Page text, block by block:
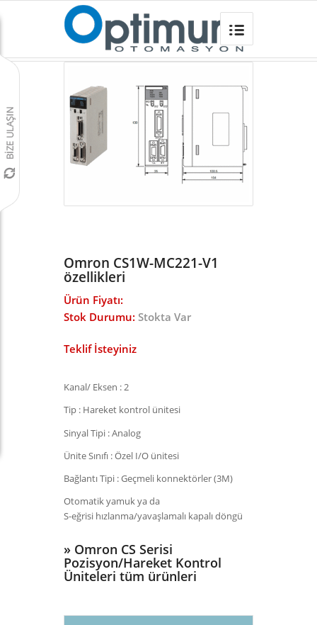
Omron CS1W-MC221-V1
Omron Türkiye CS1 Serisi Rack PLC
/
CS Serisi Pozisyon/Hareket Kontrol Üniteleri /
Omron CS1W-MC221-V1
özellikleri
Ürün Fiyatı:
Stok Durumu: Stokta Var
Teklif İsteyiniz
Kanal/ Eksen : 2
Tip : Hareket kontrol ünitesi
Sinyal Tipi : Analog
Ünite Sınıfı : Özel I/O ünitesi
Bağlantı Tipi : Geçmeli konnektörler (3M)
Otomatik yamuk ya da
S-eğrisi hızlanma/yavaşlamalı kapalı döngü
» Omron CS Serisi
Pozisyon/Hareket Kontrol
Üniteleri tüm ürünleri